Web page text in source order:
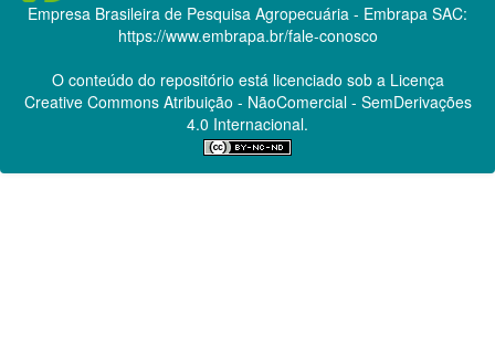
Empresa Brasileira de Pesquisa Agropecuária - Embrapa SAC:
https://www.embrapa.br/fale-conosco
O conteúdo do repositório está licenciado sob a Licença
Creative CommonsAtribuição - NãoComercial - SemDerivações
4.0 Internacional.